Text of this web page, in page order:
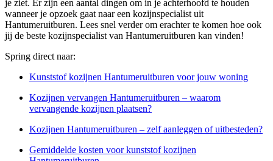
je ziet. Er zijn een aantal dingen om in je achterhoofd te houden
wanneer je opzoek gaat naar een kozijnspecialist uit
Hantumeruitburen. Lees snel verder om erachter te komen hoe ook
jij de beste kozijnspecialist van Hantumeruitburen kan vinden!
Spring direct naar:
Kunststof kozijnen Hantumeruitburen voor jouw woning
Kozijnen vervangen Hantumeruitburen – waarom
vervangende kozijnen plaatsen?
Kozijnen Hantumeruitburen – zelf aanleggen of uitbesteden?
Gemiddelde kosten voor kunststof kozijnen